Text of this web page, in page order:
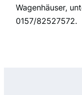
Wagenhäuser,
0157/82527572.